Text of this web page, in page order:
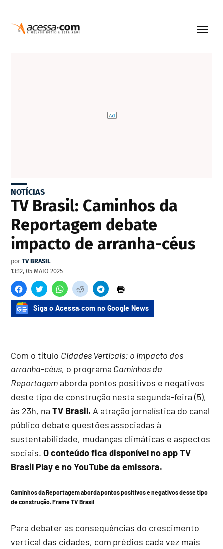
NOTÍCIAS
TV Brasil: Caminhos da
Reportagem debate
impacto de arranha-céus
por TV BRASIL
13:12, 05 MAIO 2025
Siga o Acessa.com no Google News
Com o título Cidades Verticais: o impacto dos
arranha-céus, o programa Caminhos da
Reportagemaborda pontos positivos e negativos
deste tipo de construção nesta segunda-feira (5),
às 23h, naTV Brasil. A atração jornalística do canal
público debate questões associadas à
sustentabilidade, mudanças climáticas e aspectos
sociais.O conteúdo fica disponível no app TV
Brasil Play e no YouTube da emissora.
Caminhos da Reportagem aborda pontos positivos e negativos desse tipo
de construção.Frame TV Brasil
Para debater as consequências do crescimento
vertical das cidades, com prédios cada vez mais